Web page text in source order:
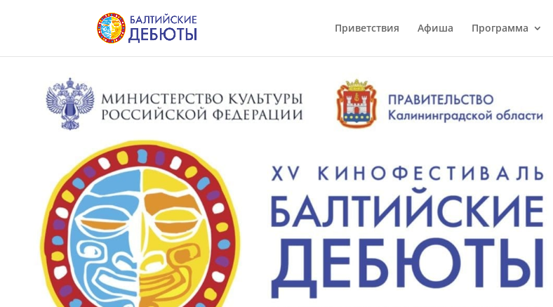
Приветствия Афиша Программа